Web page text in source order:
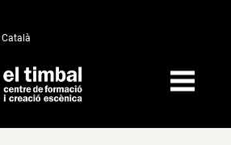
Català